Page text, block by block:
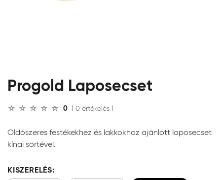
Progold Laposecset
0 ( 0 értékelés )
Oldószeres festékekhez és lakkokhoz ajánlott laposecset
kínai sörtével.
KISZERELÉS: